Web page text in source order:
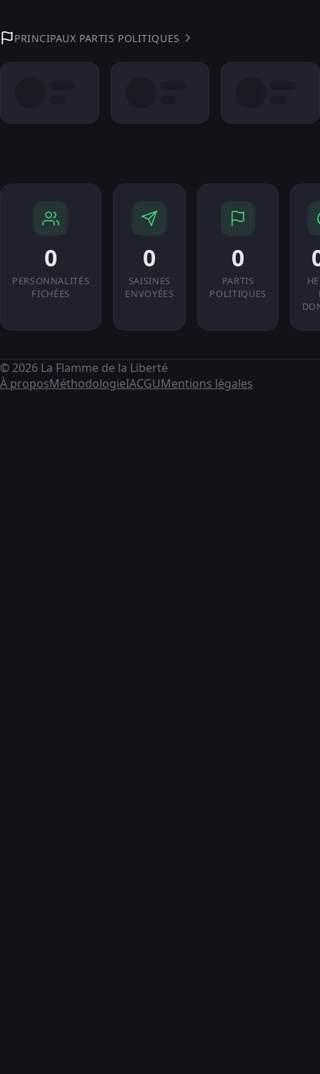
PRINCIPAUX PARTIS POLITIQUES
0
PERSONNALITÉS
FICHÉES
0
SAISINES
ENVOYÉES
0
PARTIS
POLITIQUES
© 2026 La Flamme de la Liberté
À proposMéthodologieIACGUMentions légales